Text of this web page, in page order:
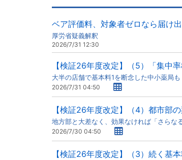
ベア評価料、対象者ゼロなら届け
厚労省疑義解釈
2026/7/31 12:30
【検証26年度改定】（5）「集中
大半の店舗で基本料1を断念した中小薬局も
2026/7/31 04:50
【検証26年度改定】（4）都市部
地方部と大差なく、効果なければ「さらな
2026/7/30 04:50
【検証26年度改定】（3）続く基